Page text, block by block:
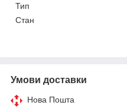
Тип
Стан
Умови доставки
Нова Пошта